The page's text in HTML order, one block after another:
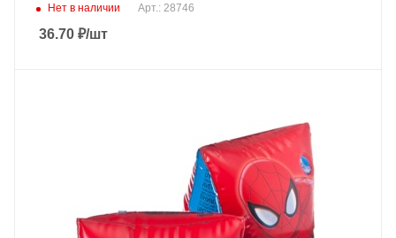
Нет в наличии Арт.: 28746
36.70 ₽/шт